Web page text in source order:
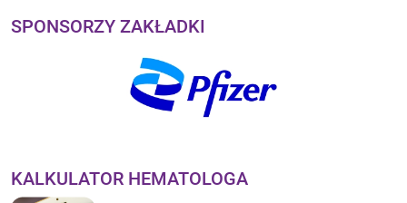
SPONSORZY ZAKŁADKI
KALKULATOR HEMATOLOGA